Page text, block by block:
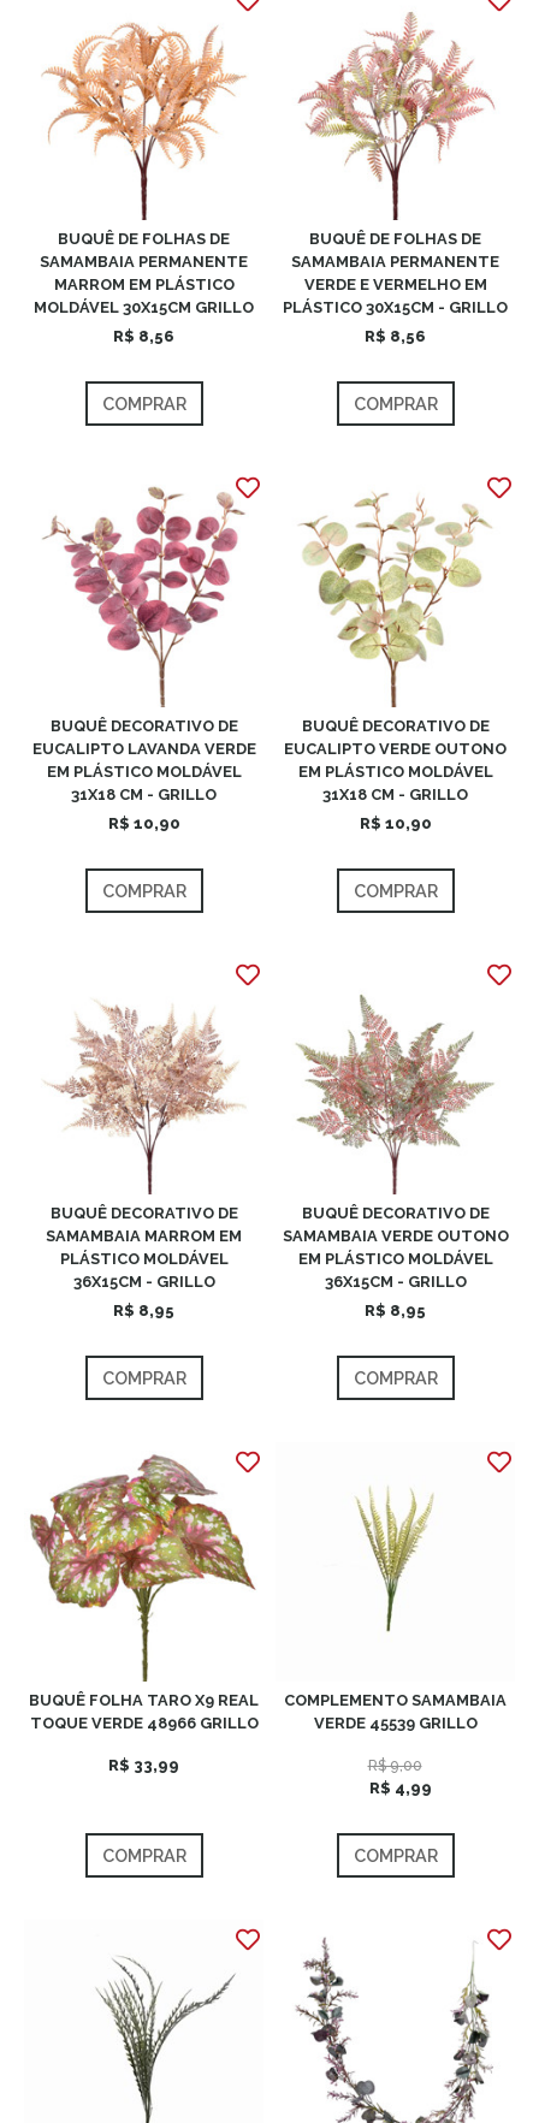
BUQUÊ DE FOLHAS DE
SAMAMBAIA PERMANENTE
MARROM EM PLÁSTICO
MOLDÁVEL 30X15CM GRILLO
R$ 8,56
COMPRAR
BUQUÊ DE FOLHAS DE
SAMAMBAIA PERMANENTE
VERDE E VERMELHO EM
PLÁSTICO 30X15CM - GRILLO
R$ 8,56
COMPRAR
BUQUÊ DECORATIVO DE
EUCALIPTO LAVANDA VERDE
EM PLÁSTICO MOLDÁVEL
31X18 CM - GRILLO
R$ 10,90
COMPRAR
BUQUÊ DECORATIVO DE
EUCALIPTO VERDE OUTONO
EM PLÁSTICO MOLDÁVEL
31X18 CM - GRILLO
R$ 10,90
COMPRAR
BUQUÊ DECORATIVO DE
SAMAMBAIA MARROM EM
PLÁSTICO MOLDÁVEL
36X15CM - GRILLO
R$ 8,95
COMPRAR
BUQUÊ DECORATIVO DE
SAMAMBAIA VERDE OUTONO
EM PLÁSTICO MOLDÁVEL
36X15CM - GRILLO
R$ 8,95
COMPRAR
BUQUÊ FOLHA TARO X9 REAL
TOQUE VERDE 48966 GRILLO
R$ 33,99
COMPRAR
COMPLEMENTO SAMAMBAIA
VERDE 45539 GRILLO
R$ 9,00
R$ 4,99
COMPRAR